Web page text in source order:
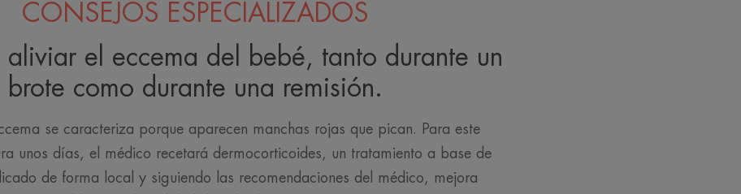
CONSEJOS ESPECIALIZADOS
aliviar el eccema del bebé, tanto durante un
brote como durante una remisión.
se caracteriza porque aparecen manchas rojas que pican. Para este
unos días, el médico recetará dermocorticoides, un tratamiento a base de
de forma local y siguiendo las recomendaciones del médico, mejora